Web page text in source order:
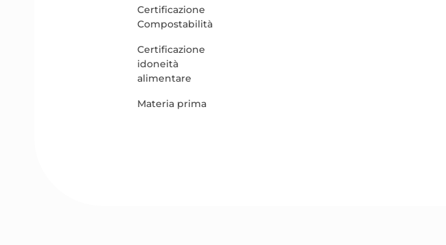
Certificazione
Compostabilità
Certificazione
idoneità
alimentare
Materia prima